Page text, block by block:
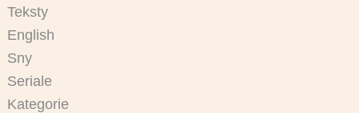
Teksty
English
Sny
Seriale
Kategorie